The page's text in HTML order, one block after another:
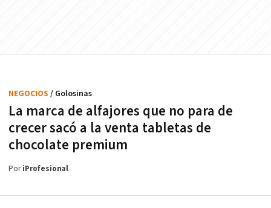
La marca de alfajores que no para de
crecer sacó a la venta tabletas de
chocolate premium
NEGOCIOS / Golosinas
PoriProfesional